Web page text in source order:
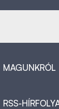
MAGUNKRÓL
RSS-